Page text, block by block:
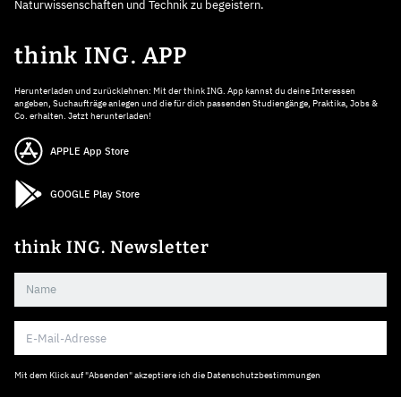
Naturwissenschaften und Technik zu begeistern.
think ING. APP
Herunterladen und zurücklehnen: Mit der think ING. App kannst du deine Interessen
angeben, Suchaufträge anlegen und die für dich passenden Studiengänge, Praktika, Jobs &
Co. erhalten. Jetzt herunterladen!
APPLE App Store
GOOGLE Play Store
think ING. Newsletter
Mit dem Klick auf "Absenden" akzeptiere ich die Datenschutzbestimmungen